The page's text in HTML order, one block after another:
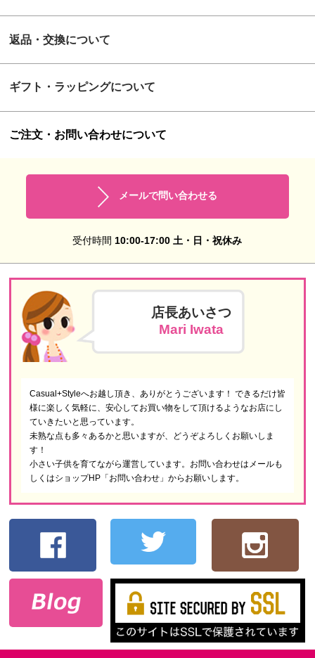
返品・交換について
ギフト・ラッピングについて
ご注文・お問い合わせについて
メールで問い合わせる
受付時間 10:00-17:00 土・日・祝休み
店長あいさつ
Mari Iwata
Casual+Styleへお越し頂き、ありがとうございます！ できるだけ皆
様に楽しく気軽に、安心してお買い物をして頂けるようなお店にし
ていきたいと思っています。
未熟な点も多々あるかと思いますが、どうぞよろしくお願いしま
す！
小さい子供を育てながら運営しています。お問い合わせはメールも
しくはショップHP「お問い合わせ」からお願いします。